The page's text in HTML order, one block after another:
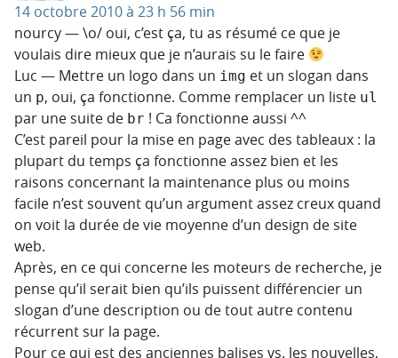
14 octobre 2010 à 23 h 56 min
nourcy — \o/ oui, c’est ça, tu as résumé ce que je
voulais dire mieux que je n’aurais su le faire
Luc — Mettre un logo dans un img et un slogan dans
un p, oui, ça fonctionne. Comme remplacer un liste ul
par une suite de br ! Ca fonctionne aussi ^^
C’est pareil pour la mise en page avec des tableaux : la
plupart du temps ça fonctionne assez bien et les
raisons concernant la maintenance plus ou moins
facile n’est souvent qu’un argument assez creux quand
on voit la durée de vie moyenne d’un design de site
web.
Après, en ce qui concerne les moteurs de recherche, je
pense qu’il serait bien qu’ils puissent différencier un
slogan d’une description ou de tout autre contenu
récurrent sur la page.
Pour ce qui est des anciennes balises vs. les nouvelles,